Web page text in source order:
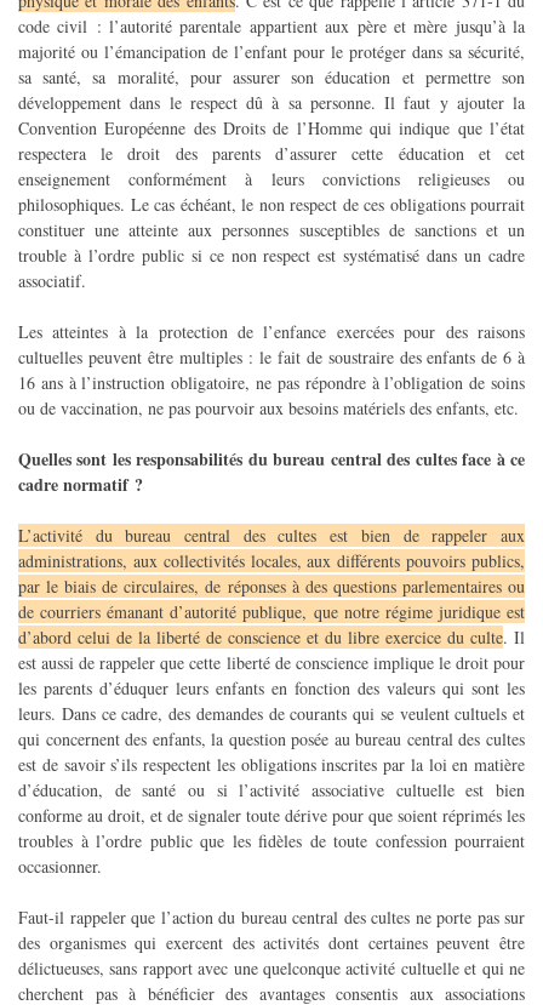
code civil : l’autorité parentale appartient aux père et mère jusqu’à la
majorité ou l’émancipation de l’enfant pour le protéger dans sa sécurité,
sa santé, sa moralité, pour assurer son éducation et permettre son
développement dans le respect dû à sa personne. Il faut y ajouter la
Convention Européenne des Droits de l’Homme qui indique que l’état
respectera le droit des parents d’assurer cette éducation et cet
enseignement conformément à leurs convictions religieuses ou
philosophiques. Le cas échéant, le non respect de ces obligations pourrait
constituer une atteinte aux personnes susceptibles de sanctions et un
trouble à l’ordre public si ce non respect est systématisé dans un cadre
associatif.
Les atteintes à la protection de l’enfance exercées pour des raisons
cultuelles peuvent être multiples : le fait de soustraire des enfants de 6 à
16 ans à l’instruction obligatoire, ne pas répondre à l’obligation de soins
ou de vaccination, ne pas pourvoir aux besoins matériels des enfants, etc.
Quelles sont les responsabilités du bureau central des cultes face à ce
cadre normatif ?
L’activité du bureau central des cultes est bien de rappeler aux
administrations, aux collectivités locales, aux différents pouvoirs publics,
par le biais de circulaires, de réponses à des questions parlementaires ou
de courriers émanant d’autorité publique, que notre régime juridique est
d’abord celui de la liberté de conscience et du libre exercice du culte. Il
est aussi de rappeler que cette liberté de conscience implique le droit pour
les parents d’éduquer leurs enfants en fonction des valeurs qui sont les
leurs. Dans ce cadre, des demandes de courants qui se veulent cultuels et
qui concernent des enfants, la question posée au bureau central des cultes
est de savoir s’ils respectent les obligations inscrites par la loi en matière
d’éducation, de santé ou si l’activité associative cultuelle est bien
conforme au droit, et de signaler toute dérive pour que soient réprimés les
troubles à l’ordre public que les fidèles de toute confession pourraient
occasionner.
Faut-il rappeler que l’action du bureau central des cultes ne porte pas sur
des organismes qui exercent des activités dont certaines peuvent être
délictueuses, sans rapport avec une quelconque activité cultuelle et qui ne
cherchent pas à bénéficier des avantages consentis aux associations